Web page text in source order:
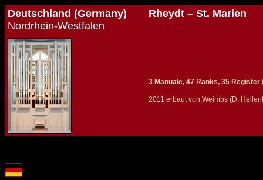
Deutschland (Germany)
Nordrhein-Westfalen
Rheydt – St. Marien
3 Manuale, 47 Ranks, 35 Register
2011 erbaut von Weimbs (D,